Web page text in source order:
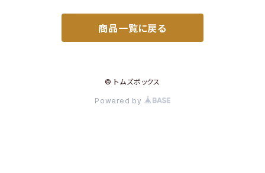
商品一覧に戻る
© トムズボックス
Powered by